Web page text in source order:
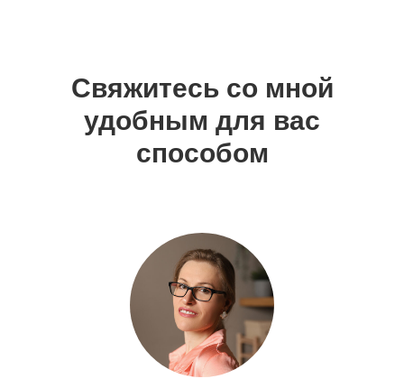
Свяжитесь со мной
удобным для вас
способом